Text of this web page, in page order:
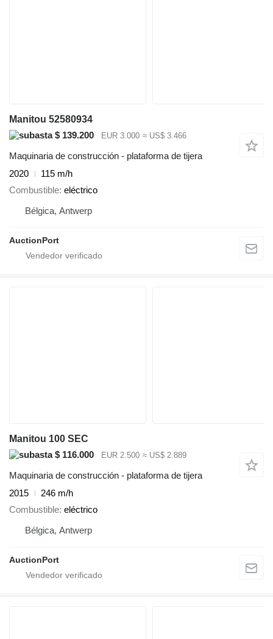
Manitou 52580934
$ 139.200
EUR 3.000 ≈ US$ 3.466
Maquinaria de construcción - plataforma de tijera
2020
115 m/h
Combustible eléctrico
Bélgica, Antwerp
AuctionPort
Manitou 100 SEC
$ 116.000
EUR 2.500 ≈ US$ 2.889
Maquinaria de construcción - plataforma de tijera
2015
246 m/h
Combustible eléctrico
Bélgica, Antwerp
AuctionPort